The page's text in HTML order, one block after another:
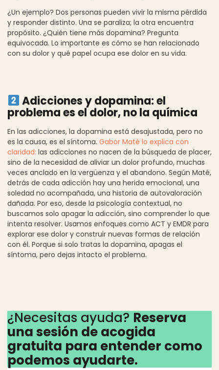
¿Un ejemplo? Dos personas pueden vivir la misma pérdida
y responder distinto. Una se paraliza; la otra encuentra
propósito. ¿Quién tiene más dopamina? Pregunta
equivocada. Lo importante es cómo se han relacionado
con su dolor y qué papel ocupa ese dolor en su vida.
Adicciones y dopamina: el
problema es el dolor, no la química
En las adicciones, la dopamina está desajustada, pero no
es la causa, es el síntoma. Gabor Maté lo explica con
claridad: las adicciones no nacen de la búsqueda de placer,
sino de la necesidad de aliviar un dolor profundo, muchas
veces anclado en la vergüenza y el abandono. Según Maté,
detrás de cada adicción hay una herida emocional, una
soledad no acompañada, una historia de autovaloración
dañada. Por eso, desde la psicología contextual, no
buscamos solo apagar la adicción, sino comprender lo que
intenta resolver. Usamos enfoques como ACT y EMDR para
explorar ese dolor y construir nuevas formas de relación
con él. Porque si solo tratas la dopamina, apagas el
síntoma, pero dejas intacto el problema.
¿Necesitas ayuda? Reserva
una sesión de acogida
gratuita para entender como
podemos ayudarte.